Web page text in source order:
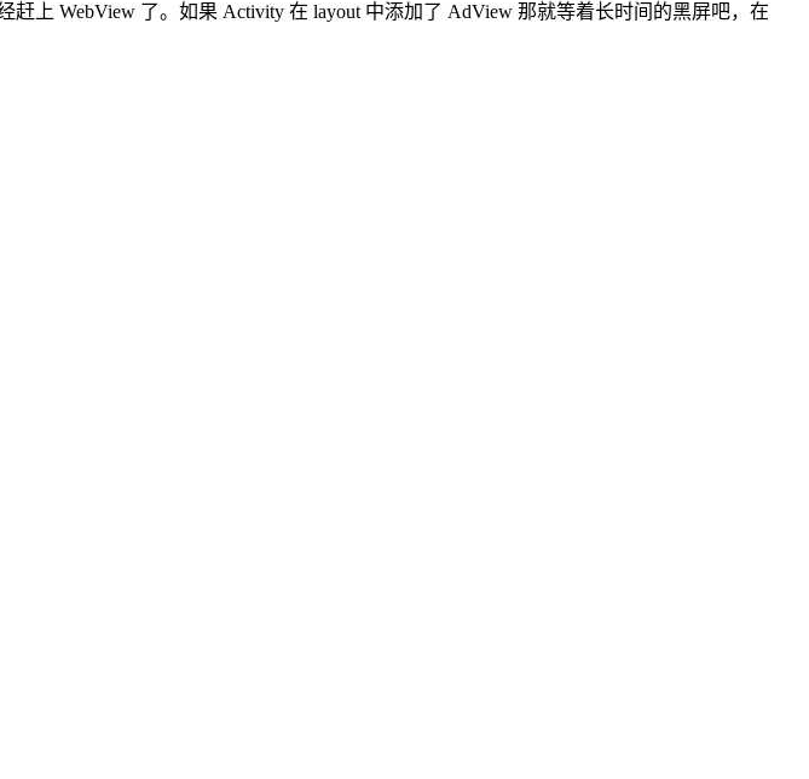
赶上 WebView 了。如果 Activity 在 layout 中添加了 AdView 那就等着长时间的黑屏吧，在